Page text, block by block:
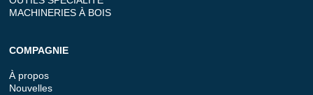
MACHINERIES À BOIS
COMPAGNIE
À propos
Nouvelles